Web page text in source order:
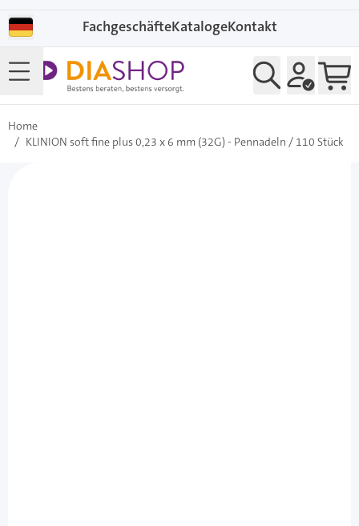
FachgeschäfteKatalogeKontakt
Home
/ KLINION soft fine plus 0,23 x 6 mm (32G) - Pennadeln / 110 Stück